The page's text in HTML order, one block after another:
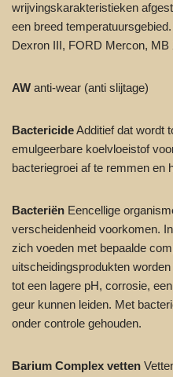
wrijvingskarakteristieken
een breed
Dexron III, FORD Mercon, MB
AW anti-wear (anti slijtage)
BactericideAdditief dat wordt
emulgeerbare koelvloeistof
bacteriegroei af te remmen en
Bacteriën Eencellige
verscheidenheid voorkomen.
zich voeden met bepaalde
uitscheidingsprodukten
tot een lagere pH, corrosie,
geur kunnen leiden. Met
onder controle gehouden.
Barium Complex vetten